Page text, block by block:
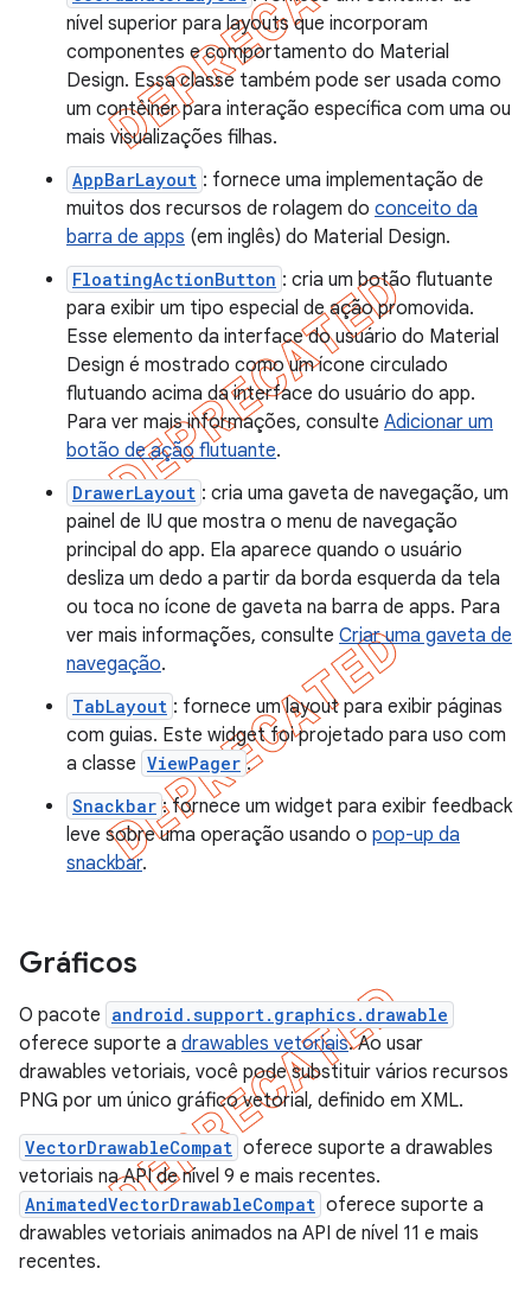
nível superior para layouts que incorporam
componentes e comportamento do Material
Design. Essa classe também pode ser usada como
um contêiner para interação específica com uma ou
mais visualizações filhas.
AppBarLayout : fornece uma implementação de
muitos dos recursos de rolagem do conceito da
barra de apps (em inglês) do Material Design.
FloatingActionButton : cria um botão flutuante
para exibir um tipo especial de ação promovida.
Esse elemento da interface do usuário do Material
Design é mostrado como um ícone circulado
flutuando acima da interface do usuário do app.
Para ver mais informações, consulte Adicionar um
botão de ação flutuante.
DrawerLayout : cria uma gaveta de navegação, um
painel de IU que mostra o menu de navegação
principal do app. Ela aparece quando o usuário
desliza um dedo a partir da borda esquerda da tela
ou toca no ícone de gaveta na barra de apps. Para
ver mais informações, consulte Criar uma gaveta de
navegação.
TabLayout : fornece um layout para exibir páginas
com guias. Este widget foi projetado para uso com
a classe ViewPager .
Snackbar : fornece um widget para exibir feedback
leve sobre uma operação usando o pop-up da
snackbar.
Gráficos
O pacote android.support.graphics.drawable
oferece suporte a drawables vetoriais. Ao usar
drawables vetoriais, você pode substituir vários recursos
PNG por um único gráfico vetorial, definido em XML.
VectorDrawableCompat oferece suporte a drawables
vetoriais na API de nível 9 e mais recentes.
AnimatedVectorDrawableCompat oferece suporte a
drawables vetoriais animados na API de nível 11 e mais
recentes.